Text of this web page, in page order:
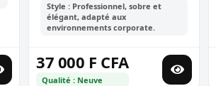
Style : Professionnel, sobre et
élégant, adapté aux
environnements corporate.
37 000 F CFA
Qualité : Neuve